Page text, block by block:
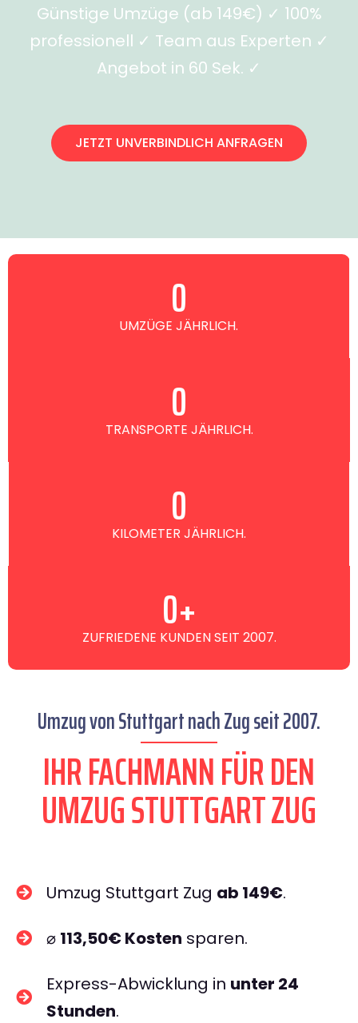
Günstige Umzüge (ab 149€) ✓ 100%
professionell ✓ Team aus Experten ✓
Angebot in 60 Sek. ✓
JETZT UNVERBINDLICH ANFRAGEN
UMZÜGE JÄHRLICH.
0
TRANSPORTE JÄHRLICH.
0
KILOMETER JÄHRLICH.
0
ZUFRIEDENE KUNDEN SEIT 2007.
0+
Umzug von Stuttgart nach Zug seit 2007.
IHR FACHMANN FÜR DEN
UMZUG STUTTGART ZUG
Umzug Stuttgart Zug ab 149€.
⌀ 113,50€ Kosten sparen.
Express-Abwicklung in unter 24
Stunden.